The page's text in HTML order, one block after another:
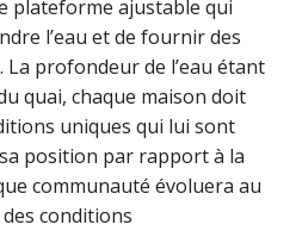
plateforme ajustable qui
l’eau et de fournir des
profondeur de l’eau étant
quai, chaque maison doit
uniques qui lui sont
position par rapport à la
communauté évoluera au
conditions